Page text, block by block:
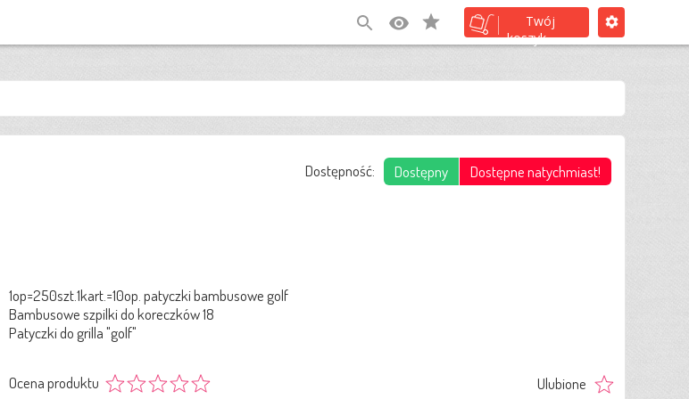
Twój
koszyk
Dostępność: Dostępny Dostępne natychmiast!
1op=250szt.1kart.=10op. patyczki bambusowe golf
Bambusowe szpilki do koreczków 18
Patyczki do grilla "golf"
Ocena produktu Ulubione